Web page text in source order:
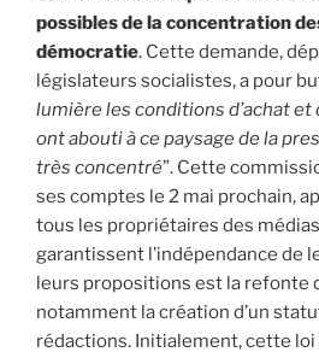
possibles de la concentration
démocratie. Cette demande,
législateurs socialistes, a pour
lumière les conditions d’achat
ont abouti à ce paysage de la
très concentré”. Cette
ses comptes le 2 mai prochain,
tous les propriétaires des
garantissent l’indépendance de
leurs propositions est la refonte
notamment la création d’un
rédactions. Initialement, cette loi